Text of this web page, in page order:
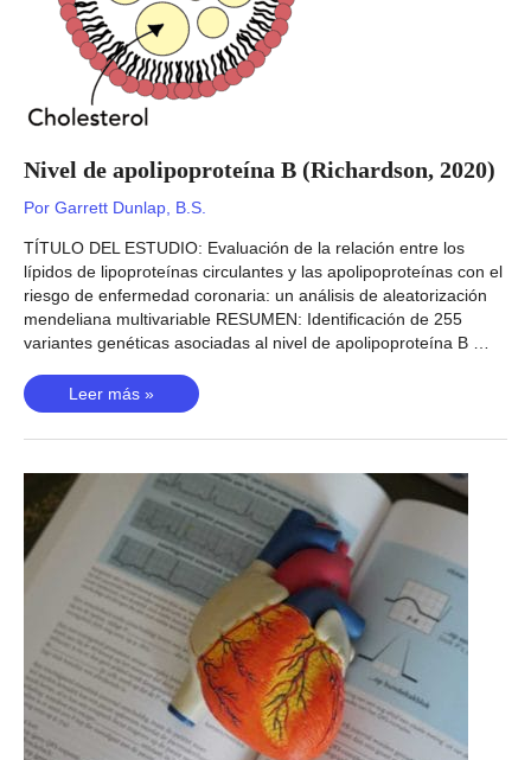
Nivel de apolipoproteína B (Richardson, 2020)
Por Garrett Dunlap, B.S.
TÍTULO DEL ESTUDIO: Evaluación de la relación entre los
lípidos de lipoproteínas circulantes y las apolipoproteínas con el
riesgo de enfermedad coronaria: un análisis de aleatorización
mendeliana multivariable RESUMEN: Identificación de 255
variantes genéticas asociadas al nivel de apolipoproteína B …
Nivel
de
apolipoproteína
(Richardson,
Leer más »